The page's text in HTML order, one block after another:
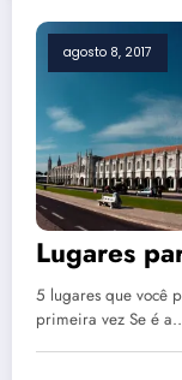
agosto 8, 2017
Lugares
5 lugares que você
primeira vez Se é